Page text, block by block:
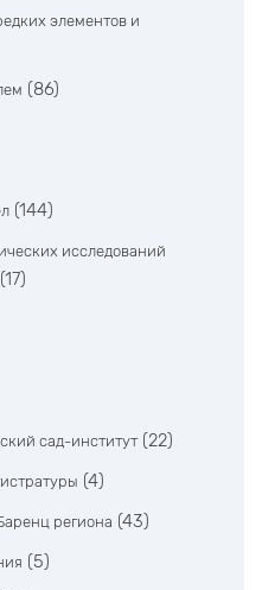
элементов и
(86)
(144)
исследований
(17)
сад-институт (22)
(4)
региона (43)
(5)